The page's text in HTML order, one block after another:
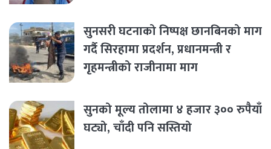
सुनसरी घटनाको निष्पक्ष छानबिनको माग
गर्दै सिरहामा प्रदर्शन, प्रधानमन्त्री र
गृहमन्त्रीको राजीनामा माग
सुनको मूल्य तोलामा ४ हजार ३०० रुपैयाँ
घट्यो, चाँदी पनि सस्तियो